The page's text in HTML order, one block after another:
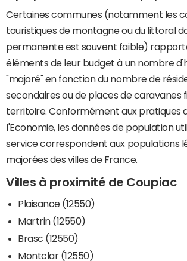
Certaines communes (notamment les
touristiques de montagne ou du littoral
permanente est souvent faible)
éléments de leur budget à un nombre
"majoré" en fonction du nombre de
secondaires ou de places de caravanes
territoire. Conformément aux pratiques
l'Economie, les données de population
service correspondent aux populations
majorées des villes de France.
Villes à proximité de Coupiac
Plaisance (12550)
Martrin (12550)
Brasc (12550)
Montclar (12550)